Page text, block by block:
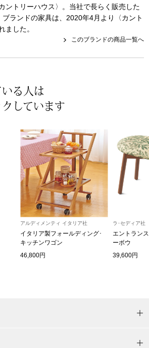
ョウコ
すべて見る
財布／小物
その他
ウオッチ／
ウオッチ
ネックレス
ブレスレット
ントリーハウス〉。当社で長らく販売した
ブランドの家具は、2020年4月より〈カント
ました。
このブランドの商品一覧へ
る人は
しています
アルディメンティ イタリア社
イタリア製フォールディング･
キッチンワゴン
46,800円
ラ･セディア社
エントラン
ーボウ
39,600円